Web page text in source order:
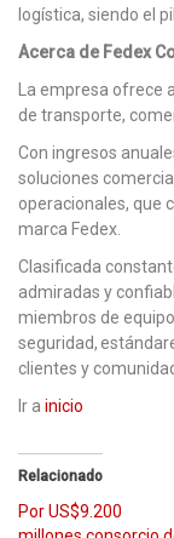
logística, siendo el
Acerca de Fedex
La empresa ofrece
de transporte,
Con ingresos
soluciones
operacionales, que
marca Fedex.
Clasificada
admiradas y
miembros de
seguridad,
clientes y
Ir a inicio
Relacionado
Por US$9.200